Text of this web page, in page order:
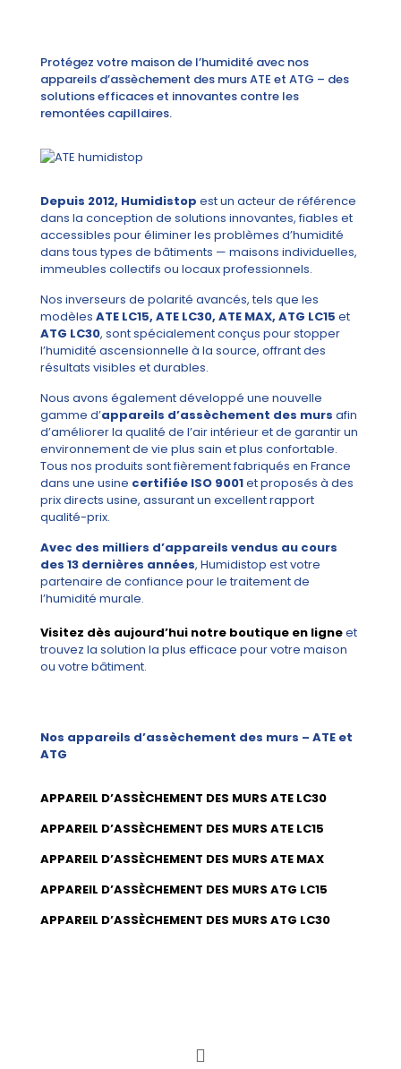
Protégez votre maison de l’humidité avec nos
appareils d’assèchement des murs ATE et ATG – des
solutions efficaces et innovantes contre les
remontées capillaires.
Depuis 2012, Humidistop est un acteur de référence
dans la conception de solutions innovantes, fiables et
accessibles pour éliminer les problèmes d’humidité
dans tous types de bâtiments — maisons individuelles,
immeubles collectifs ou locaux professionnels.
Nos inverseurs de polarité avancés, tels que les
modèles ATE LC15, ATE LC30, ATE MAX, ATG LC15 et
ATG LC30, sont spécialement conçus pour stopper
l’humidité ascensionnelle à la source, offrant des
résultats visibles et durables.
Nous avons également développé une nouvelle
gamme d’appareils d’assèchement des murs afin
d’améliorer la qualité de l’air intérieur et de garantir un
environnement de vie plus sain et plus confortable.
Tous nos produits sont fièrement fabriqués en France
dans une usine certifiée ISO 9001et proposés à des
prix directs usine, assurant un excellent rapport
qualité-prix.
Avec des milliers d’appareils vendus au cours
des 13 dernières années, Humidistop est votre
partenaire de confiance pour le traitement de
l’humidité murale.
Visitez dès aujourd’hui notre boutique en ligneet
trouvez la solution la plus efficace pour votre maison
ou votre bâtiment.
Nos appareils d’assèchement des murs – ATE et
ATG
APPAREIL D’ASSÈCHEMENT DES MURS ATE LC30
APPAREIL D’ASSÈCHEMENT DES MURS ATE LC15
APPAREIL D’ASSÈCHEMENT DES MURS ATE MAX
APPAREIL D’ASSÈCHEMENT DES MURS ATG LC15
APPAREIL D’ASSÈCHEMENT DES MURS ATG LC30